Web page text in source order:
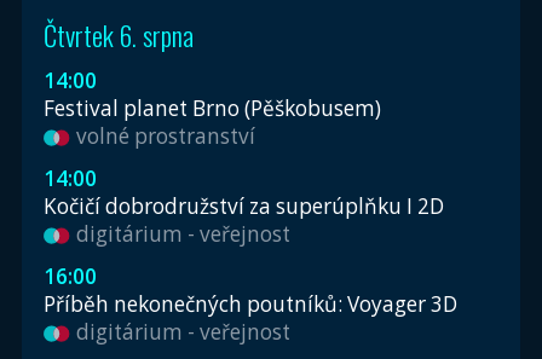
Čtvrtek 6. srpna
14:00
Festival planet Brno (Pěškobusem)
volné prostranství
14:00
Kočičí dobrodružství za superúplňku I 2D
digitárium - veřejnost
16:00
Příběh nekonečných poutníků: Voyager 3D
digitárium - veřejnost